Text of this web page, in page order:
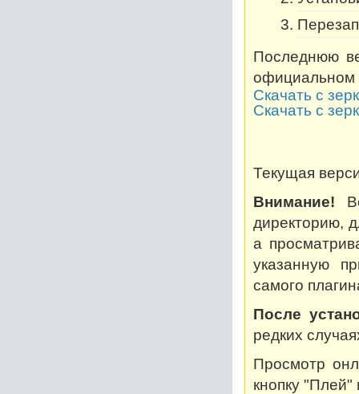
Последнюю
официальном
Скачать с
Скачать с
Текущая
Внимание!
директорию,
а
указанную
самого
После
редких
Просмотр
кнопку